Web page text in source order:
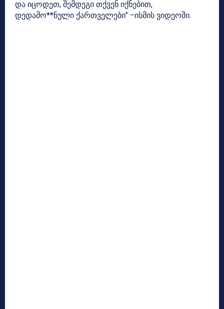
და იცოდეთ, შემდეგი თქვენ იქნებით,
დედამო**ნული ქართველები” –ისმის ვიდეოში.